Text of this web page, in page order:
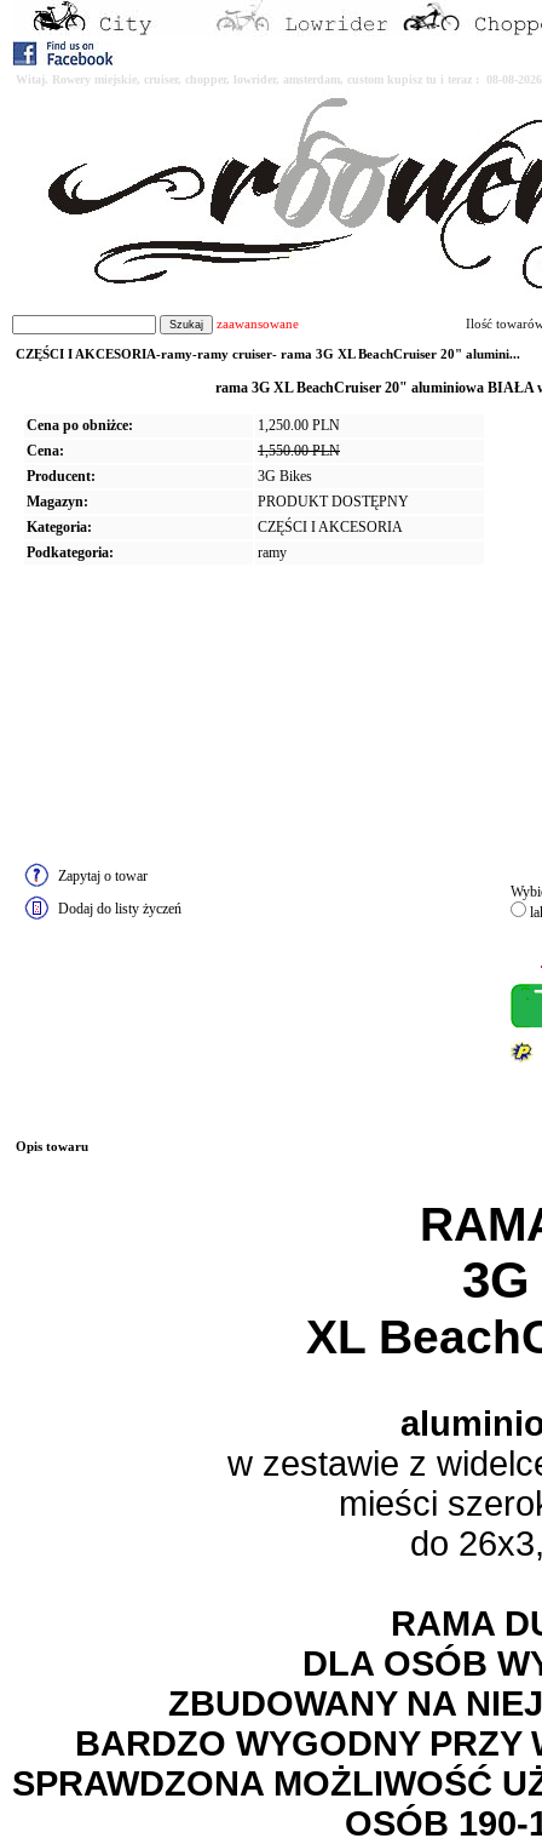
Witaj. Rowery miejskie, cruiser, chopper, lowrider, amsterdam, custom kupisz tu i teraz : 08-08-
zaawansowane Ilość
CZĘŚCI I AKCESORIA-ramy-ramy cruiser- rama 3G XL BeachCruiser 20" alumini...
rama 3G XL BeachCruiser 20" aluminiowa BIAŁA
Cena po obniżce:
1,250.00 PLN
Cena:
1,550.00 PLN
Producent:
3G Bikes
Magazyn:
PRODUKT DOSTĘPNY
Kategoria:
CZĘŚCI I AKCESORIA
Podkategoria:
ramy
Zapytaj o towar
Dodaj do listy życzeń
Opis towaru
3G
XL
w zestawie z
mieści
do
RAMA
DLA OSÓB
ZBUDOWANY NA
BARDZO WYGODNY PRZY
SPRAWDZONA MOŻLIWOŚĆ
OSÓB 190-